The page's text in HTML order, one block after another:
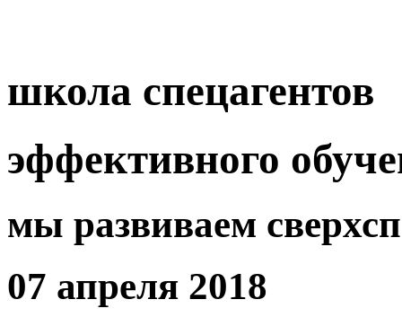
школа спецагентов
эффективного
мы развиваем
07 апреля 2018